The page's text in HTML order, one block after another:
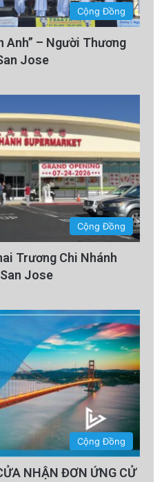
Cộng Đồng
Anh” – Người Thương
Jose
Cộng Đồng
Trương Chi Nhánh
Jose
Cộng Đồng
NHẬN ĐƠN ỨNG CỬ